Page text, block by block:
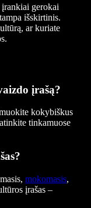
gerokai
išskirtinis.
ar kuriate
įrašą?
kokybiškus
tinkamuose
mokomasis,
įrašas –